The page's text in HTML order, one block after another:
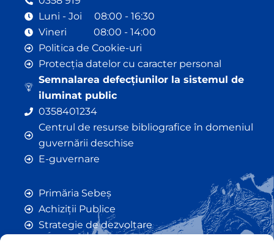
Luni - Joi 08:00 - 16:30
Vineri 08:00 - 14:00
Politica de Cookie-uri
Protecția datelor cu caracter personal
Semnalarea defecțiunilor la sistemul de
iluminat public
0358401234
Centrul de resurse bibliografice în domeniul
guvernării deschise
E-guvernare
Primăria Sebeș
Achiziții Publice
Strategie de dezvoltare